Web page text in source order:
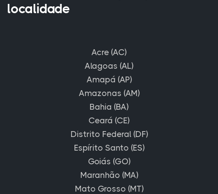
localidade
Acre (AC)
Alagoas (AL)
Amapá (AP)
Amazonas (AM)
Bahia (BA)
Ceará (CE)
Distrito Federal (DF)
Espírito Santo (ES)
Goiás (GO)
Maranhão (MA)
Mato Grosso (MT)